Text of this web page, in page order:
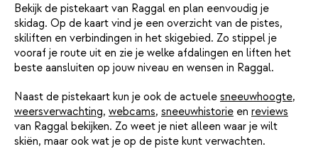
Bekijk de pistekaart van Raggal en plan eenvoudig je
skidag. Op de kaart vind je een overzicht van de pistes,
skiliften en verbindingen in het skigebied. Zo stippel je
vooraf je route uit en zie je welke afdalingen en liften het
beste aansluiten op jouw niveau en wensen in Raggal.
Naast de pistekaart kun je ook de actuele sneeuwhoogte,
weersverwachting, webcams, sneeuwhistorie en reviews
van Raggal bekijken. Zo weet je niet alleen waar je wilt
skiën, maar ook wat je op de piste kunt verwachten.